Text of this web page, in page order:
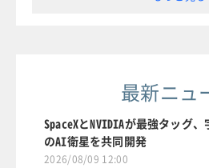
最新ニュ
SpaceXとNVIDIAが最強タッグ
のAI衛星を共同開発
2026/08/09 12:00